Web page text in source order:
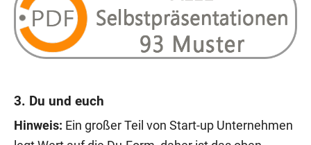
3. Du und euch
Hinweis: Ein großer Teil von Start-up Unternehmen